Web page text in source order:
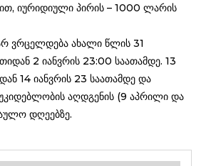
იურიდიული პირის – 1000 ლარის
ვრცელდება ახალი წლის 31
2 იანვრის 23:00 საათამდე. 13
14 იანვრის 23 საათამდე და
აღდგენის (9 აპრილი და
დღეებზე.